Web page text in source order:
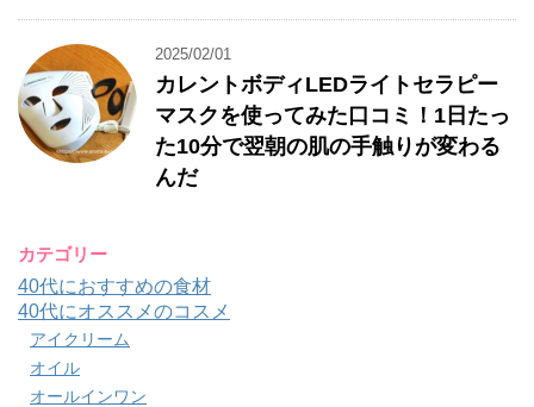
2025/02/01
カレントボディLEDライトセラピー
マスクを使ってみた口コミ！1日たっ
た10分で翌朝の肌の手触りが変わる
んだ
カテゴリー
40代におすすめの食材
40代にオススメのコスメ
アイクリーム
オイル
オールインワン